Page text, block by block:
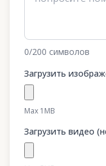
0/200 символов
Загрузить
Max 1MB
Загрузить видео